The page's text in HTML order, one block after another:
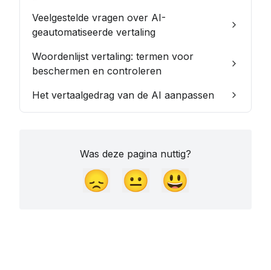
Veelgestelde vragen over AI-
geautomatiseerde vertaling
Woordenlijst vertaling: termen voor
beschermen en controleren
Het vertaalgedrag van de AI aanpassen
Was deze pagina nuttig?
😞 😐 😃